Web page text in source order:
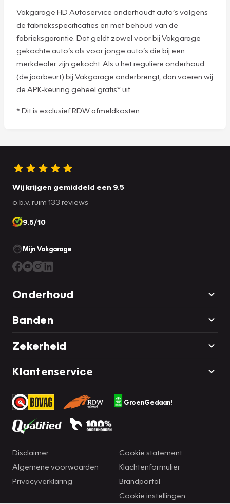
Vakgarage HD Autoservice onderhoudt auto’s volgens
de fabrieksspecificaties en met behoud van de
fabrieksgarantie. Dat geldt zowel voor bij Vakgarage
gekochte auto’s als voor jonge auto’s die bij een
merkdealer zijn gekocht. Als u het reguliere onderhoud
(de jaarbeurt) bij Vakgarage onderbrengt, dan voeren wij
de APK-keuring geheel gratis* uit.
* Dit is exclusief RDW afmeldkosten.
Wij krijgen gemiddeld een 9.5
o.b.v. ruim 133 reviews
9.5/10
Mijn Vakgarage
Onderhoud
Banden
Zekerheid
Klantenservice
GroenGedaan!
Disclaimer
Algemene voorwaarden
Privacyverklaring
Cookie statement
Klachtenformulier
Brandportal
Cookie instellingen